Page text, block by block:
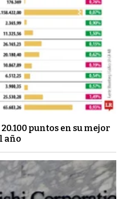
puntos en su mejor
año